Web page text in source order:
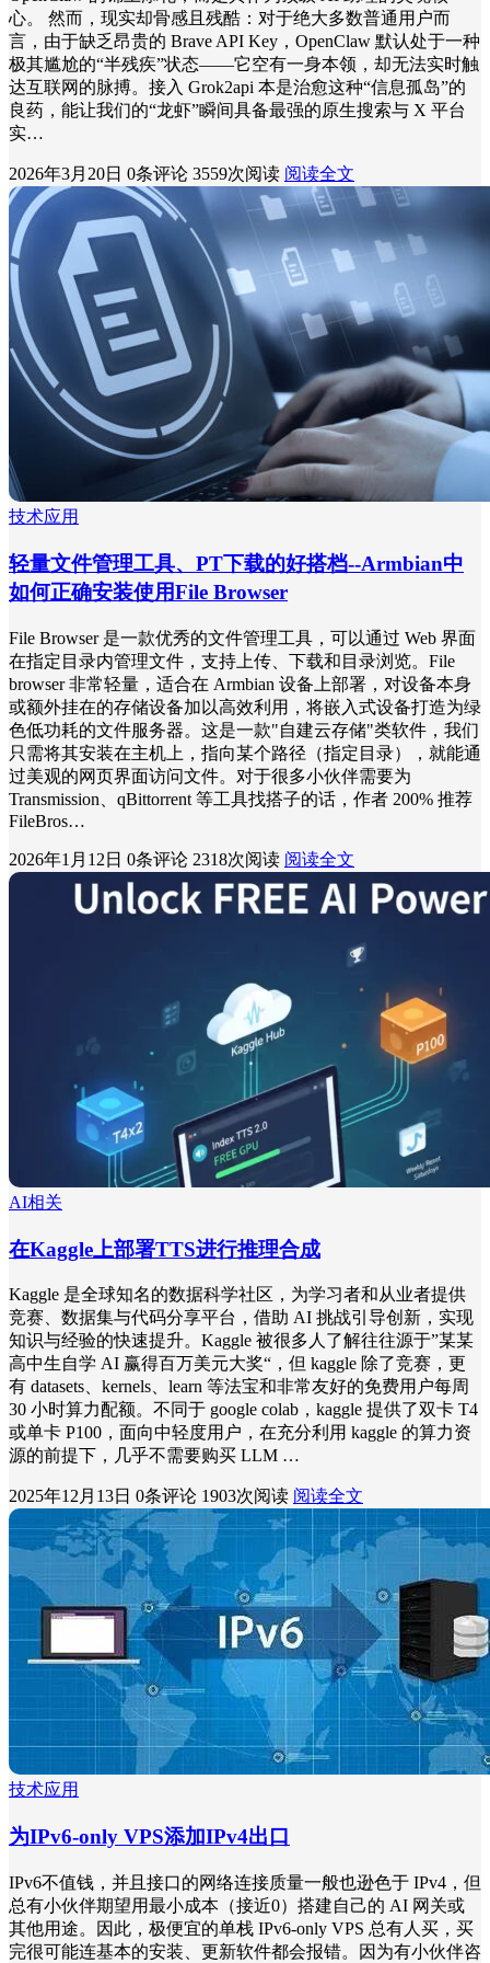
心。 然而，现实却骨感且残酷：对于绝大多数普通用户而
言，由于缺乏昂贵的 Brave API Key，OpenClaw 默认处于一种
极其尴尬的“半残疾”状态——它空有一身本领，却无法实时触
达互联网的脉搏。接入 Grok2api 本是治愈这种“信息孤岛”的
良药，能让我们的“龙虾”瞬间具备最强的原生搜索与 X 平台
实…
2026年3月20日 0条评论 3559次阅读 阅读全文
技术应用
轻量文件管理工具、PT下载的好搭档--Armbian中
如何正确安装使用File Browser
File Browser 是一款优秀的文件管理工具，可以通过 Web 界面
在指定目录内管理文件，支持上传、下载和目录浏览。File
browser 非常轻量，适合在 Armbian 设备上部署，对设备本身
或额外挂在的存储设备加以高效利用，将嵌入式设备打造为绿
色低功耗的文件服务器。这是一款"自建云存储"类软件，我们
只需将其安装在主机上，指向某个路径（指定目录），就能通
过美观的网页界面访问文件。对于很多小伙伴需要为
Transmission、qBittorrent 等工具找搭子的话，作者 200% 推荐
FileBros…
2026年1月12日 0条评论 2318次阅读 阅读全文
AI相关
在Kaggle上部署TTS进行推理合成
Kaggle 是全球知名的数据科学社区，为学习者和从业者提供
竞赛、数据集与代码分享平台，借助 AI 挑战引导创新，实现
知识与经验的快速提升。Kaggle 被很多人了解往往源于”某某
高中生自学 AI 赢得百万美元大奖“，但 kaggle 除了竞赛，更
有 datasets、kernels、learn 等法宝和非常友好的免费用户每周
30 小时算力配额。不同于 google colab，kaggle 提供了双卡 T4
或单卡 P100，面向中轻度用户，在充分利用 kaggle 的算力资
源的前提下，几乎不需要购买 LLM …
2025年12月13日 0条评论 1903次阅读 阅读全文
技术应用
为IPv6-only VPS添加IPv4出口
IPv6不值钱，并且接口的网络连接质量一般也逊色于 IPv4，但
总有小伙伴期望用最小成本（接近0）搭建自己的 AI 网关或
其他用途。因此，极便宜的单栈 IPv6-only VPS 总有人买，买
完很可能连基本的安装、更新软件都会报错。因为有小伙伴咨